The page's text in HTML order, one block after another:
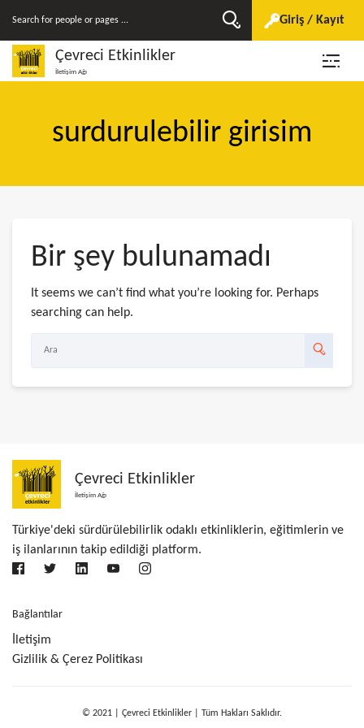
Giriş / Kayıt
Çevreci Etkinlikler
İletişim Ağı
surdurulebilir girisim
Bir şey bulunamadı
It seems we can’t find what you’re looking for. Perhaps
searching can help.
Çevreci Etkinlikler
İletişim Ağı
Türkiye'deki sürdürülebilirlik odaklı etkinliklerin, eğitimlerin ve
iş ilanlarının takip edildiği platform.
Bağlantılar
İletişim
Gizlilik & Çerez Politikası
© 2021 | Çevreci Etkinlikler | Tüm Hakları Saklıdır.